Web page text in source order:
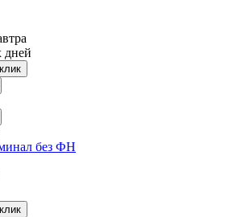
дней
без ФН